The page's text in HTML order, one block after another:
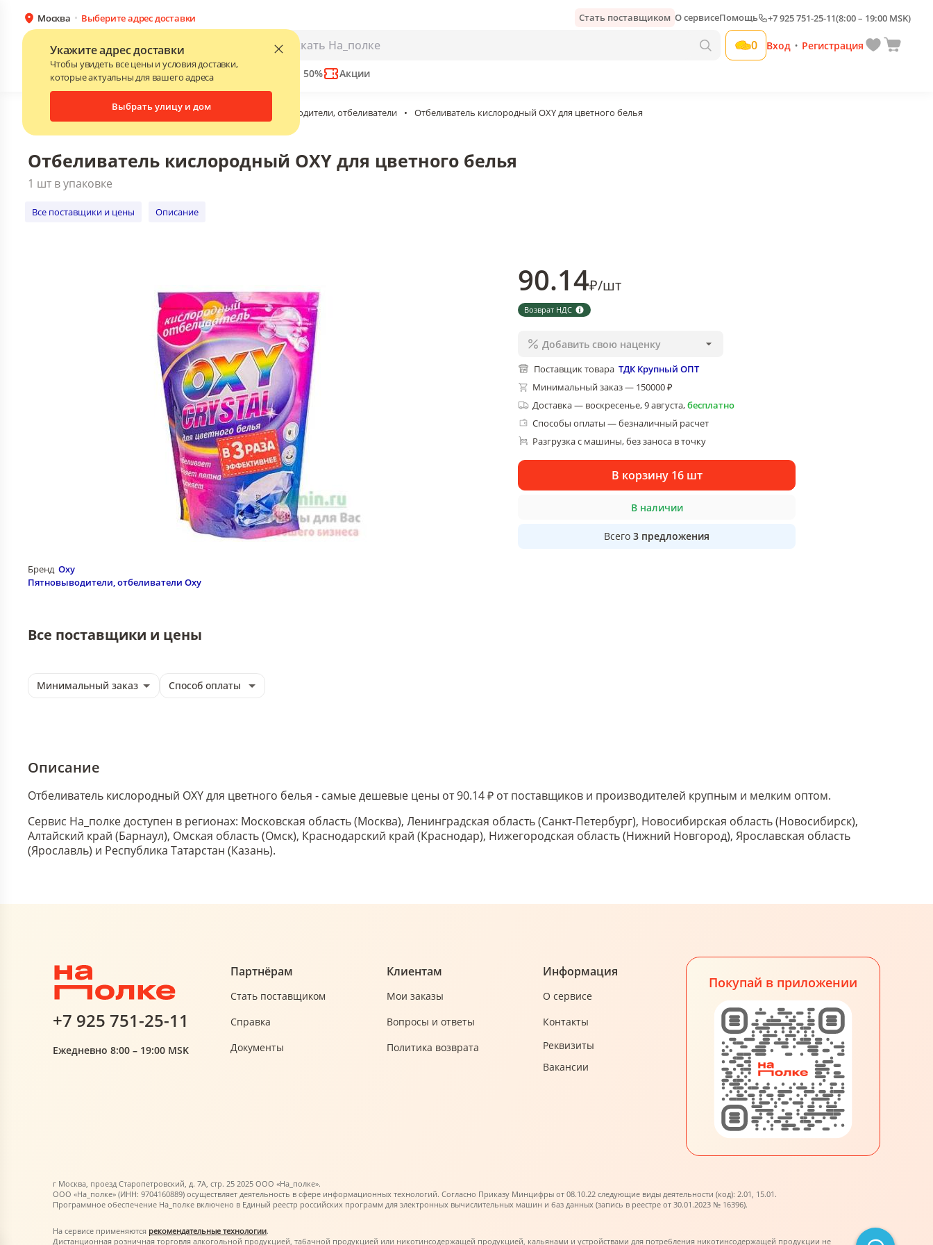
Москва Выберите адрес доставки
Укажите адрес доставки
Чтобы увидеть все цены и условия доставки,
которые актуальны для вашего адреса
Выбрать улицу и дом
Стать поставщиком О сервисеПомощь +7 925 751-25-11(8:00 – 19:00 MSK)
Каталог 0 Вход • Регистрация
БрендыПрайс-листы поставщиков Скидки до 50% Акции
Каталог • Стирка, уход за одеждой Пятновыводители, отбеливатели • Отбеливатель кислородный OXY для цветного белья
Отбеливатель кислородный OXY для цветного белья
Все поставщики и цены Описание
Добавить свою наценку
Отбеливатель кислородный OXY для цветного белья
1 шт в упаковке
Все поставщики и цены Описание
Бренд Oxy
Пятновыводители, отбеливатели Oxy
90.14₽/шт
Возврат НДС
Добавить свою наценку
Поставщик товара ТДК Крупный ОПТ
Минимальный заказ — 150000 ₽
Доставка— воскресенье, 9 августа,бесплатно
Способы оплаты — безналичный расчет
Разгрузка с машины, без заноса в точку
В корзину 16 шт
В наличии
Всего 3 предложения
Все поставщики и цены
Минимальный заказ Способ оплаты
Описание
Отбеливатель кислородный OXY для цветного белья - самые дешевые цены от 90.14 ₽ от поставщиков и производителей крупным и мелким оптом.
Сервис На_полке доступен в регионах: Московская область (Москва), Ленинградская область (Санкт-Петербург), Новосибирская область (Новосибирск),
Алтайский край (Барнаул), Омская область (Омск), Краснодарский край (Краснодар), Нижегородская область (Нижний Новгород), Ярославская область
(Ярославль) и Республика Татарстан (Казань).
+7 925 751-25-11
Ежедневно 8:00 – 19:00 MSK
Партнёрам
Стать поставщиком
Справка
Документы
Клиентам
Мои заказы
Вопросы и ответы
Политика возврата
Информация
О сервисе
Контакты
Реквизиты
Вакансии
Покупай в приложении
г Москва, проезд Старопетровский, д. 7А, стр. 25 2025 ООО «На_полке».
ООО «На_полке» (ИНН: 9704160889) осуществляет деятельность в сфере информационных технологий. Согласно Приказу Минцифры от 08.10.22 следующие виды деятельности (код): 2.01, 15.01.
Программное обеспечение На_полке включено в Единый реестр российских программ для электронных вычислительных машин и баз данных (запись в реестре от 30.01.2023 № 16396).
На сервисе применяются рекомендательные технологии.
Дистанционная розничная торговля алкогольной продукцией, табачной продукцией или никотинсодержащей продукцией, кальянами и устройствами для потребления никотинсодержащей продукции не